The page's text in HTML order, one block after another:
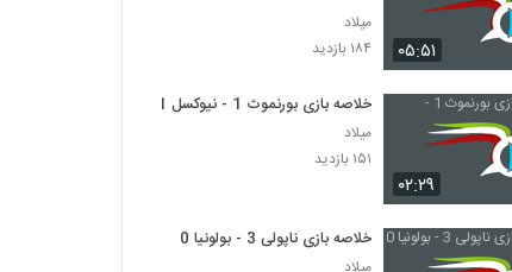
۰۵:۵۱
میلاد
۱۸۴ بازدید
۰۲:۲۹
خلاصه بازی بورنموث 1 - نیوکسل 1
میلاد
۱۵۱ بازدید
خلاصه بازی ناپولی 3 - بولونیا 0
میلاد